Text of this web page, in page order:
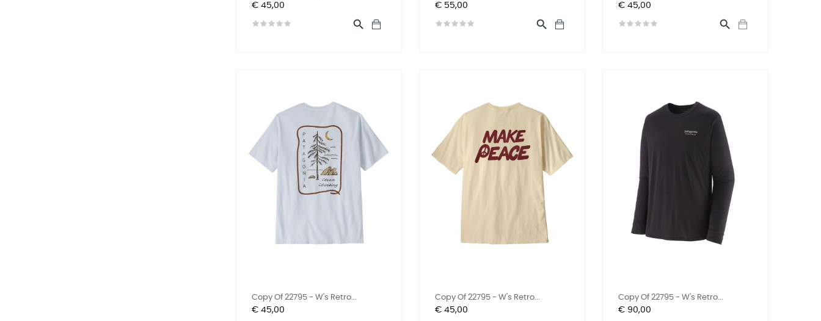
Prijs
€ 45,00

Prijs
€ 55,00

Prijs
€ 45,00

Copy Of 22795 - W's Retro...
Prijs
€ 45,00
Copy Of 22795 - W's Retro...
Prijs
€ 45,00
Copy Of 22795 - W's Retro...
Prijs
€ 90,00